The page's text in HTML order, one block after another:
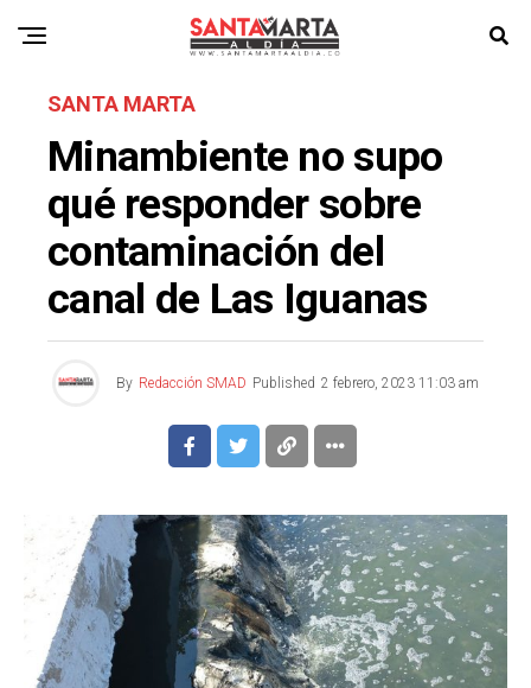
SANTA MARTA
Minambiente no supo
qué responder sobre
contaminación del
canal de Las Iguanas
By Redacción SMAD Published 2 febrero, 2023 11:03 am